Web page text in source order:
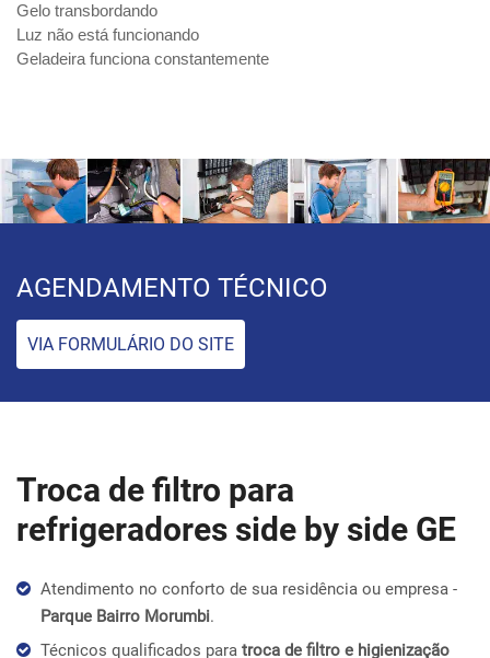
Gelo transbordando
Luz não está funcionando
Geladeira funciona constantemente
AGENDAMENTO TÉCNICO
VIA FORMULÁRIO DO SITE
Troca de filtro para
refrigeradores side by side GE
Atendimento no conforto de sua residência ou empresa -
Parque Bairro Morumbi.
Técnicos qualificados para troca de filtro e higienização